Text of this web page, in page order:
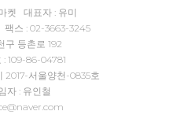
켓 대표자 : 유미
스 : 02-3663-3245
구 등촌로 192
109-86-04781
2017-서울양천-0835호
자 : 유인철